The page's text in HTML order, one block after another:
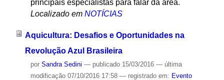
principais especialistas para falar da área.
Localizado em NOTÍCIAS
Aquicultura: Desafios e Oportunidades na
Revolução Azul Brasileira
por Sandra Sedini — publicado15/03/2016 — última
modificação07/10/2016 17:58 — registrado em: Evento